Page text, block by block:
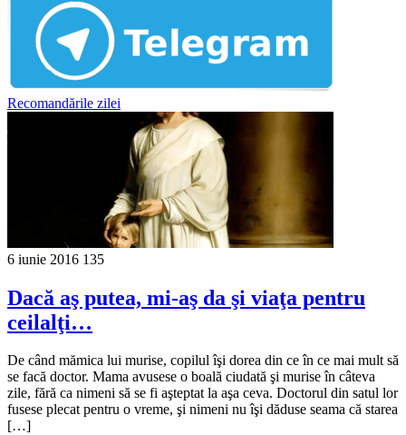
Recomandările zilei
6 iunie 2016 135
Dacă aş putea, mi-aş da şi viaţa pentru
ceilalţi…
De când mămica lui murise, copilul îşi dorea din ce în ce mai mult să
se facă doctor. Mama avusese o boală ciudată şi murise în câteva
zile, fără ca nimeni să se fi aşteptat la aşa ceva. Doctorul din satul lor
fusese plecat pentru o vreme, şi nimeni nu îşi dăduse seama că starea
[…]